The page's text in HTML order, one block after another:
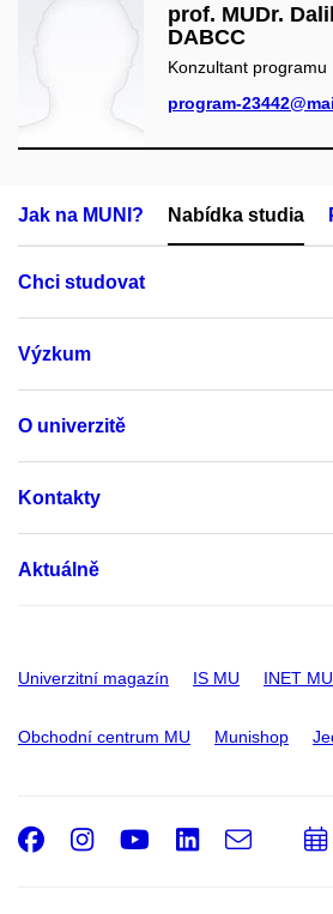
prof. MUDr.
DABCC
Konzultant programu
program-
Jak na MUNI? Nabídka studia
Chci studovat
Výzkum
O univerzitě
Kontakty
Aktuálně
Univerzitní magazín IS MU INET MU
Obchodní centrum MU Munishop
Facebook
Instagram
Youtube
LinkedIn
e-